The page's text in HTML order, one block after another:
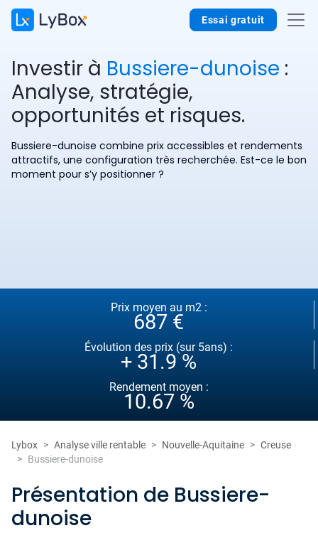
Essai gratuit
Investir à Bussiere-dunoise :
Analyse, stratégie,
opportunités et risques.
Bussiere-dunoise combine prix accessibles et rendements
attractifs, une configuration très recherchée. Est-ce le bon
moment pour s’y positionner ?
Prix moyen au m2 :
687 €
Évolution des prix (sur 5ans) :
+ 31.9 %
Rendement moyen :
10.67 %
Lybox Analyse ville rentable Nouvelle-Aquitaine
Creuse
Bussiere-dunoise
Présentation de Bussiere-
dunoise